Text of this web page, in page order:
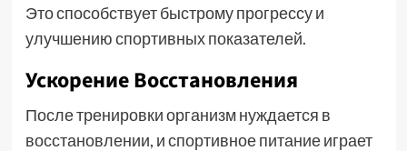
Это способствует быстрому прогрессу и
улучшению спортивных показателей.
Ускорение Восстановления
После тренировки организм нуждается в
восстановлении, и спортивное питание играет